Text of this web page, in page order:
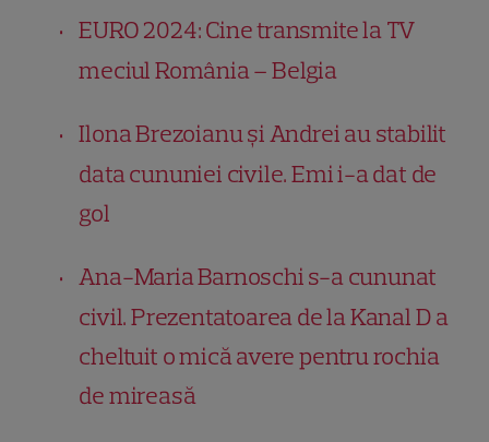
EURO 2024: Cine transmite la TV
meciul România – Belgia
Ilona Brezoianu și Andrei au stabilit
data cununiei civile. Emi i-a dat de
gol
Ana-Maria Barnoschi s-a cununat
civil. Prezentatoarea de la Kanal D a
cheltuit o mică avere pentru rochia
de mireasă